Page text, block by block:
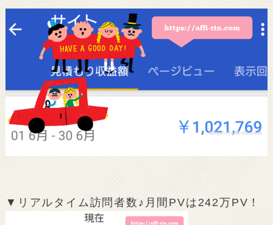
▼リアルタイム訪問者数♪月間PVは242万PV！